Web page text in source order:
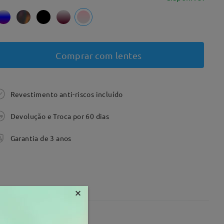
Comprar com lentes
Revestimento anti-riscos incluído
Devolução e Troca por 60 dias
Garantia de 3 anos
×